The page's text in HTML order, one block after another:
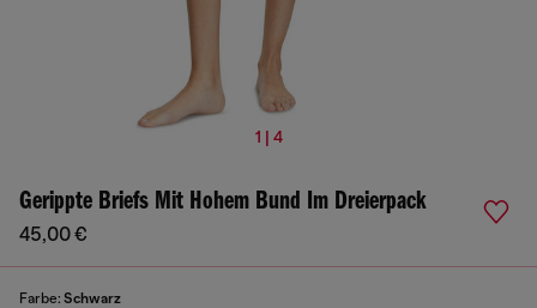
1 | 4
Gerippte Briefs Mit Hohem Bund Im Dreierpack
45,00 €
Farbe: Schwarz